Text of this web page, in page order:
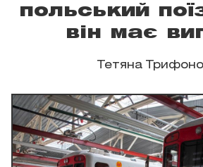
польський
він має
Тетяна